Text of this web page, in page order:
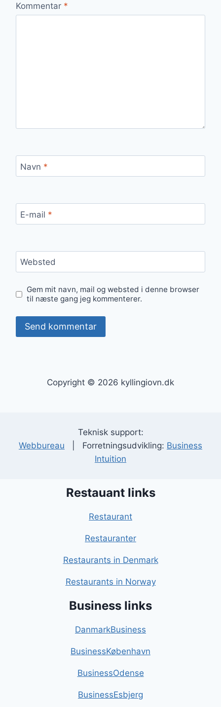
Kommentar *
Navn *
E-mail *
Websted
Gem mit navn, mail og websted i denne browser
til næste gang jeg kommenterer.
Copyright © 2026 kyllingiovn.dk
Teknisk support:
Webbureau | Forretningsudvikling: Business
Intuition
Restauant links
Restaurant
Restauranter
Restaurants in Denmark
Restaurants in Norway
Business links
DanmarkBusiness
BusinessKøbenhavn
BusinessOdense
BusinessEsbjerg